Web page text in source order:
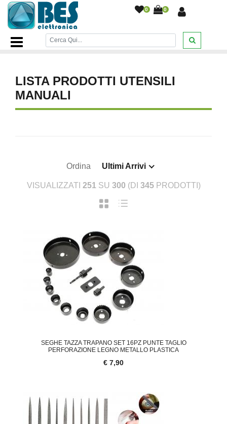
0 0
Home Page/BRICOLAGE E FERRAMENTA
UTENSILI
MANUALI /
LISTA PRODOTTI UTENSILI
MANUALI
Ordina Ultimi Arrivi
VISUALIZZATI 251 SU 300 (DI 345PRODOTTI)
SEGHE TAZZA TRAPANO SET 16PZ PUNTE TAGLIO
PERFORAZIONE LEGNO METALLO PLASTICA
€ 7,90